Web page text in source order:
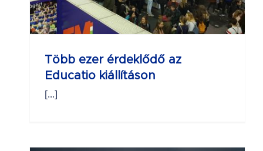
Több ezer érdeklődő az
Educatio kiállításon
[...]